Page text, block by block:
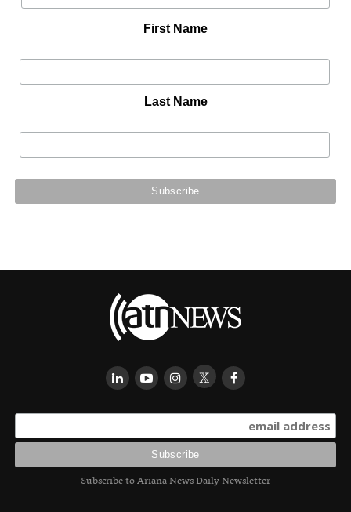
First Name
Last Name
Subscribe to Ariana News Daily Newsletter